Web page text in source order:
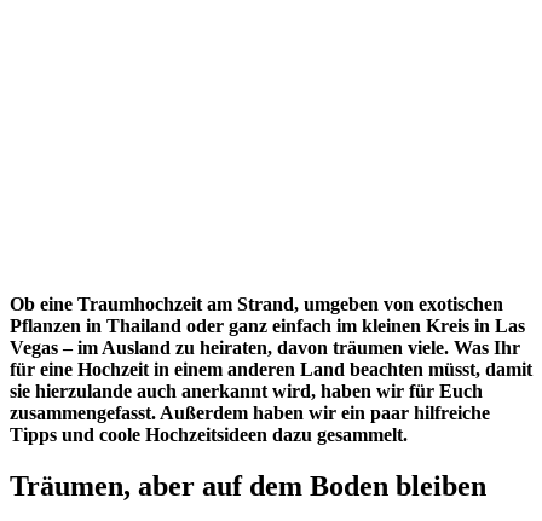
Ob eine Traumhochzeit am Strand, umgeben von exotischen
Pflanzen in Thailand oder ganz einfach im kleinen Kreis in Las
Vegas – im Ausland zu heiraten, davon träumen viele. Was Ihr
für eine Hochzeit in einem anderen Land beachten müsst, damit
sie hierzulande auch anerkannt wird, haben wir für Euch
zusammengefasst. Außerdem haben wir ein paar hilfreiche
Tipps und coole Hochzeitsideen dazu gesammelt.
Träumen, aber auf dem Boden bleiben